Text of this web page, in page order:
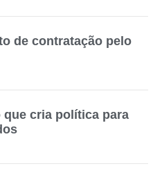
de contratação pelo
cria política para